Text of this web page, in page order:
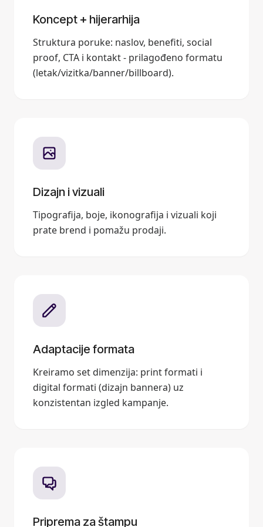
Koncept + hijerarhija
Struktura poruke: naslov, benefiti, social
proof, CTA i kontakt - prilagođeno formatu
(letak/vizitka/banner/billboard).
Dizajn i vizuali
Tipografija, boje, ikonografija i vizuali koji
prate brend i pomažu prodaji.
Adaptacije formata
Kreiramo set dimenzija: print formati i
digital formati (dizajn bannera) uz
konzistentan izgled kampanje.
Priprema za štampu